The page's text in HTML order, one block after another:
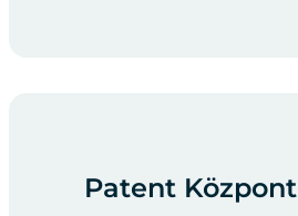
Patent Központ